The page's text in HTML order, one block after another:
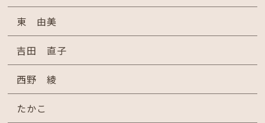
東 由美
吉田 直子
西野 綾
たかこ